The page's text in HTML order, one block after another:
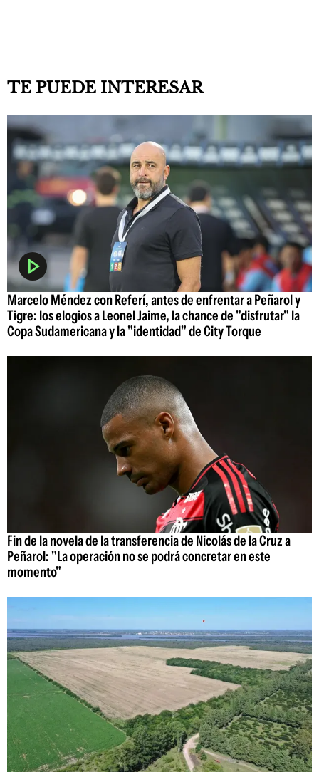
TE PUEDE INTERESAR
Marcelo Méndez con Referí, antes de enfrentar a Peñarol y
Tigre: los elogios a Leonel Jaime, la chance de "disfrutar" la
Copa Sudamericana y la "identidad" de City Torque
Fin de la novela de la transferencia de Nicolás de la Cruz a
Peñarol: "La operación no se podrá concretar en este
momento"